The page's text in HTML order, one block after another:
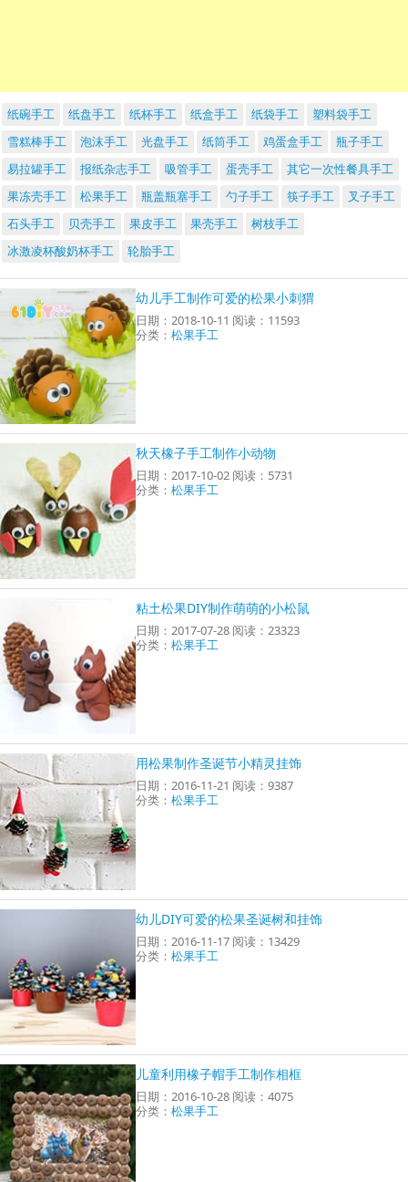
纸碗手工 纸盘手工 纸杯手工 纸盒手工 纸袋手工
塑料袋手工
雪糕棒手工
泡沫手工 光盘手工 纸筒手工 鸡蛋盒手工
瓶子手工
易拉罐手工
报纸杂志手工 吸管手工 蛋壳手工
其它一次性餐具手工
果冻壳手工
松果手工 瓶盖瓶塞手工 勺子手工 筷子手工
叉子手工
石头手工
贝壳手工 果皮手工 果壳手工
树枝手工
冰激凌杯酸奶杯手工
轮胎手工
幼儿手工制作可爱的松果小刺猬
日期：2018-10-11 阅读：11593
分类：松果手工
秋天橡子手工制作小动物
日期：2017-10-02 阅读：5731
分类：松果手工
粘土松果DIY制作萌萌的小松鼠
日期：2017-07-28 阅读：23323
分类：松果手工
用松果制作圣诞节小精灵挂饰
日期：2016-11-21 阅读：9387
分类：松果手工
幼儿DIY可爱的松果圣诞树和挂饰
日期：2016-11-17 阅读：13429
分类：松果手工
儿童利用橡子帽手工制作相框
日期：2016-10-28 阅读：4075
分类：松果手工